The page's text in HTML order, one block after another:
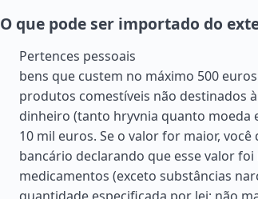
O que pode ser importado do
Pertences pessoais
bens que custem no máximo 500
produtos comestíveis não destinados
dinheiro (tanto hryvnia quanto moeda
10 mil euros. Se o valor for maior,
bancário declarando que esse valor
medicamentos (exceto substâncias